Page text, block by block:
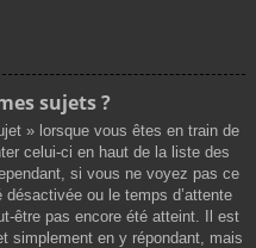
sujets ?
» lorsque vous êtes en train de
celui-ci en haut de la liste des
si vous ne voyez pas ce
ou le temps d’attente
être pas encore été atteint. Il est
simplement en y répondant, mais